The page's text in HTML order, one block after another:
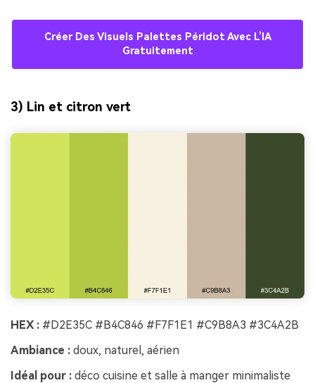
Créer Des Visuels Palettes Péridot Avec L’IA
Gratuitement
3) Lin et citron vert
HEX : #D2E35C #B4C846 #F7F1E1 #C9B8A3 #3C4A2B
Ambiance : doux, naturel, aérien
Idéal pour : déco cuisine et salle à manger minimaliste